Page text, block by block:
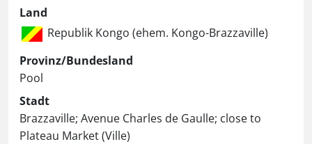
Land
Republik Kongo (ehem. Kongo-Brazzaville)
Provinz/Bundesland
Pool
Stadt
Brazzaville; Avenue Charles de Gaulle; close to
Plateau Market (Ville)